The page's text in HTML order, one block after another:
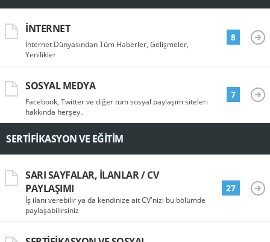
İNTERNET
İnternet Dünyasından Tüm Haberler, Gelişmeler,
Yenilikler
8
SOSYAL MEDYA
Facebook, Twitter ve diğer tüm sosyal paylaşım siteleri
hakkında herşey..
7
SERTIFIKASYON VE EĞITIM
SARI SAYFALAR, İLANLAR / CV
PAYLAŞIMI
İş ilanı verebilir ya da kendinize ait CV'nizi bu bölümde
paylaşabilirsiniz
27